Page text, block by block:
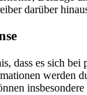
darüber
dass es sich bei
werden